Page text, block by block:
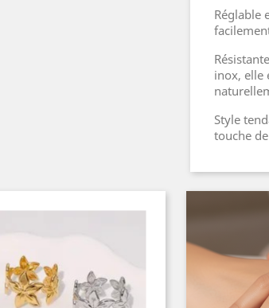
Réglable
inox, elle
Style
touche